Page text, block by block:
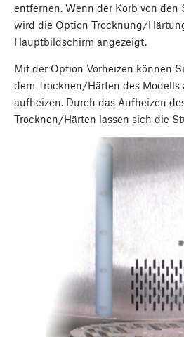
entfernen. Wenn der Korb von den
wird die Option Trocknung/
Hauptbildschirm angezeigt.
Mit der Option Vorheizen können
dem Trocknen/Härten des Modells
aufheizen. Durch das Aufheizen
Trocknen/Härten lassen sich die